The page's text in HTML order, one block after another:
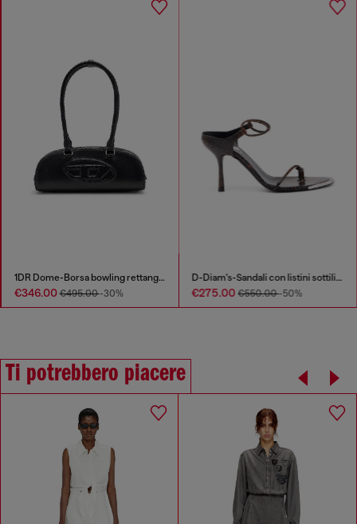
1DR Dome-Borsa bowling rettangolare in pelle effetto snake
€346.00€495.00-30%
D-Diam's-Sandali con listini sottili effetto coccodrillo
€275.00€550.00-50%
Ti potrebbero piacere